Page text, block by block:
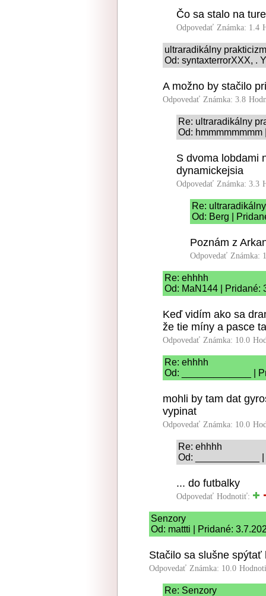
Čo sa stalo na
Odpovedať Známka: 1.4
ultraradikálny
Od: syntaxterrorXXX, .
A možno by stačilo
Odpovedať Známka: 3.8
Re: ultraradikálny
Od:
S dvoma lobdami
dynamickejsia
Odpovedať Známka: 3.3
Re:
Od: Berg |
Poznám z
Odpovedať Známka:
Re: ehhhh
Od: MaN144 | Pridané:
Keď vidím ako sa
že tie míny a pasce
Odpovedať Známka: 10.0
Re: ehhhh
Od: _____________ |
mohli by tam dat
vypinat
Odpovedať Známka: 10.0
Re: ehhhh
Od: ____________
... do futbalky
Odpovedať Hodnotiť:
Senzory
Od: mattti | Pridané:
Stačilo sa slušne
Odpovedať Známka: 10.0
Re: Senzory